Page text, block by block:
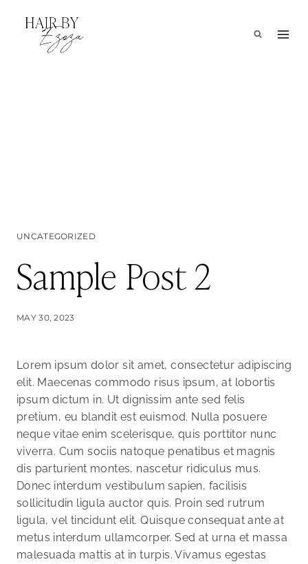
UNCATEGORIZED
Sample Post 2
MAY 30, 2023
Lorem ipsum dolor sit amet, consectetur adipiscing
elit. Maecenas commodo risus ipsum, at lobortis
ipsum dictum in. Ut dignissim ante sed felis
pretium, eu blandit est euismod. Nulla posuere
neque vitae enim scelerisque, quis porttitor nunc
viverra. Cum sociis natoque penatibus et magnis
dis parturient montes, nascetur ridiculus mus.
Donec interdum vestibulum sapien, facilisis
sollicitudin ligula auctor quis. Proin sed rutrum
ligula, vel tincidunt elit. Quisque consequat ante at
metus interdum ullamcorper. Sed at urna et massa
malesuada mattis at in turpis. Vivamus egestas